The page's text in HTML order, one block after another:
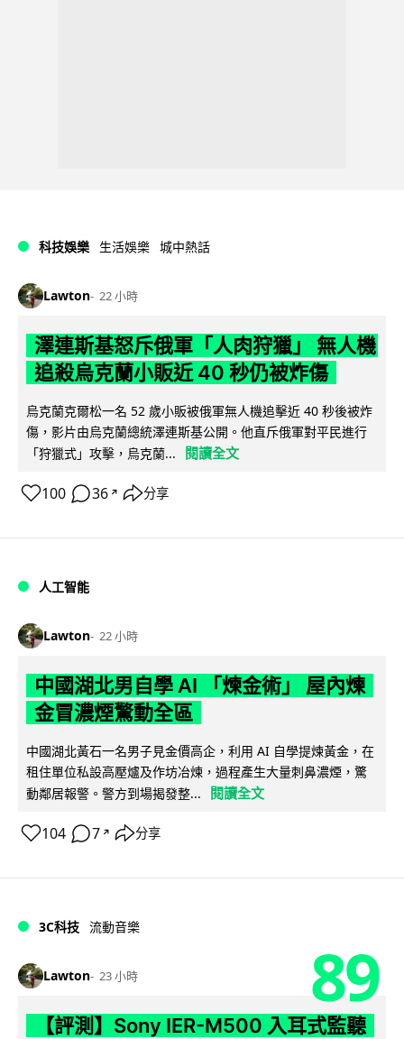
科技娛樂 生活娛樂 城中熱話
Lawton 22 小時
澤連斯基怒斥俄軍「人肉狩獵」 無人機
追殺烏克蘭小販近 40 秒仍被炸傷
烏克蘭克爾松一名 52 歲小販被俄軍無人機追擊近 40 秒後被炸
傷，影片由烏克蘭總統澤連斯基公開。他直斥俄軍對平民進行
「狩獵式」攻擊，烏克蘭...
閱讀全文
100 36 ↗ 分享
人工智能
Lawton 22 小時
中國湖北男自學 AI 「煉金術」 屋內煉
金冒濃煙驚動全區
中國湖北黃石一名男子見金價高企，利用 AI 自學提煉黃金，在
租住單位私設高壓爐及作坊冶煉，過程產生大量刺鼻濃煙，驚
動鄰居報警。警方到場揭發整...
閱讀全文
104 7 ↗ 分享
3C科技 流動音樂
Lawton 23 小時 89
【評測】Sony IER-M500 入耳式監聽